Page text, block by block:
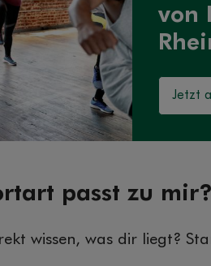
von
Jetzt
passt zu
wissen, was dir liegt?